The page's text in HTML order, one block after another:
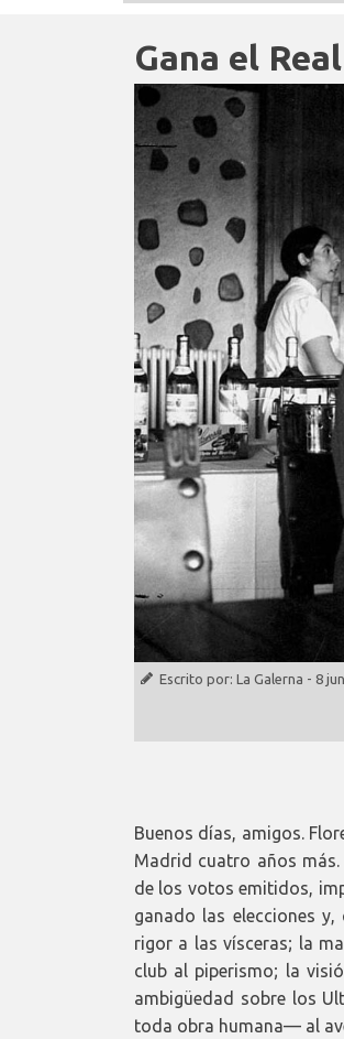
Gana el
Escrito por: La Galerna - 8
Buenos días, amigos.
Madrid cuatro años
de los votos emitidos,
ganado las elecciones
rigor a las vísceras; la
club al piperismo; la
ambigüedad sobre los
toda obra humana— al